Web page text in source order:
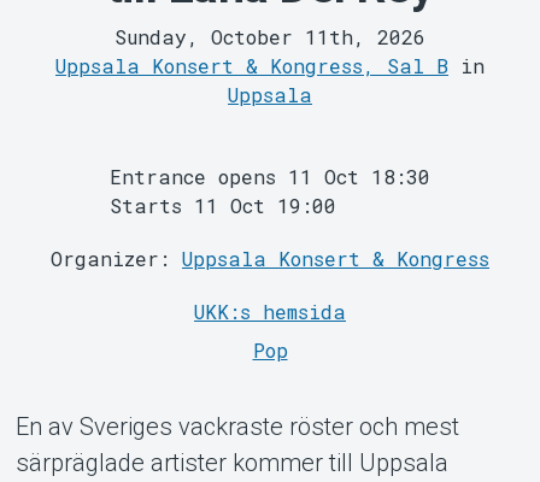
MyTickster
Sunday, October 11th, 2026
Uppsala Konsert & Kongress, Sal B in
Uppsala
Entrance opens 11 Oct 18:30
Starts 11 Oct 19:00
Organizer: Uppsala Konsert & Kongress
UKK:s hemsida
Pop
En av Sveriges vackraste röster och mest
särpräglade artister kommer till Uppsala